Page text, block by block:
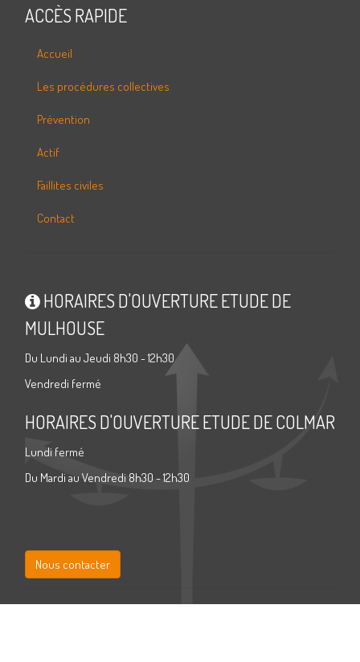
ACCÈS RAPIDE
Accueil
Les procédures collectives
Prévention
Actif
Faillites civiles
Contact
HORAIRES D'OUVERTURE ETUDE DE
MULHOUSE
Du Lundi au Jeudi 8h30 - 12h30
Vendredi fermé
HORAIRES D'OUVERTURE ETUDE DE COLMAR
Lundi fermé
Du Mardi au Vendredi 8h30 - 12h30
Nous contacter